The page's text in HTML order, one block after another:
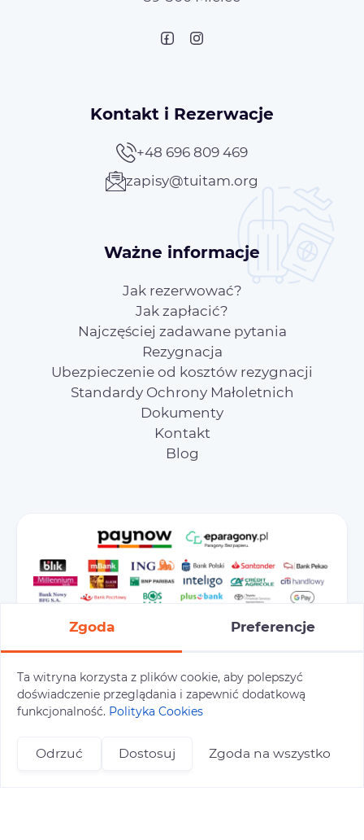
Kontakt i Rezerwacje
+48 696 809 469
zapisy@tuitam.org
Ważne informacje
Jak rezerwować?
Jak zapłacić?
Najczęściej zadawane pytania
Rezygnacja
Ubezpieczenie od kosztów rezygnacji
Standardy Ochrony Małoletnich
Dokumenty
Kontakt
Blog
Preferencje cookies Polityka prywatności
Polityka cookies
Zgoda Preferencje
Ta witryna korzysta z plików cookie, aby polepszyć
doświadczenie przeglądania i zapewnić dodatkową
funkcjonalność. Polityka Cookies
Odrzuć Dostosuj Zgoda na wszystko